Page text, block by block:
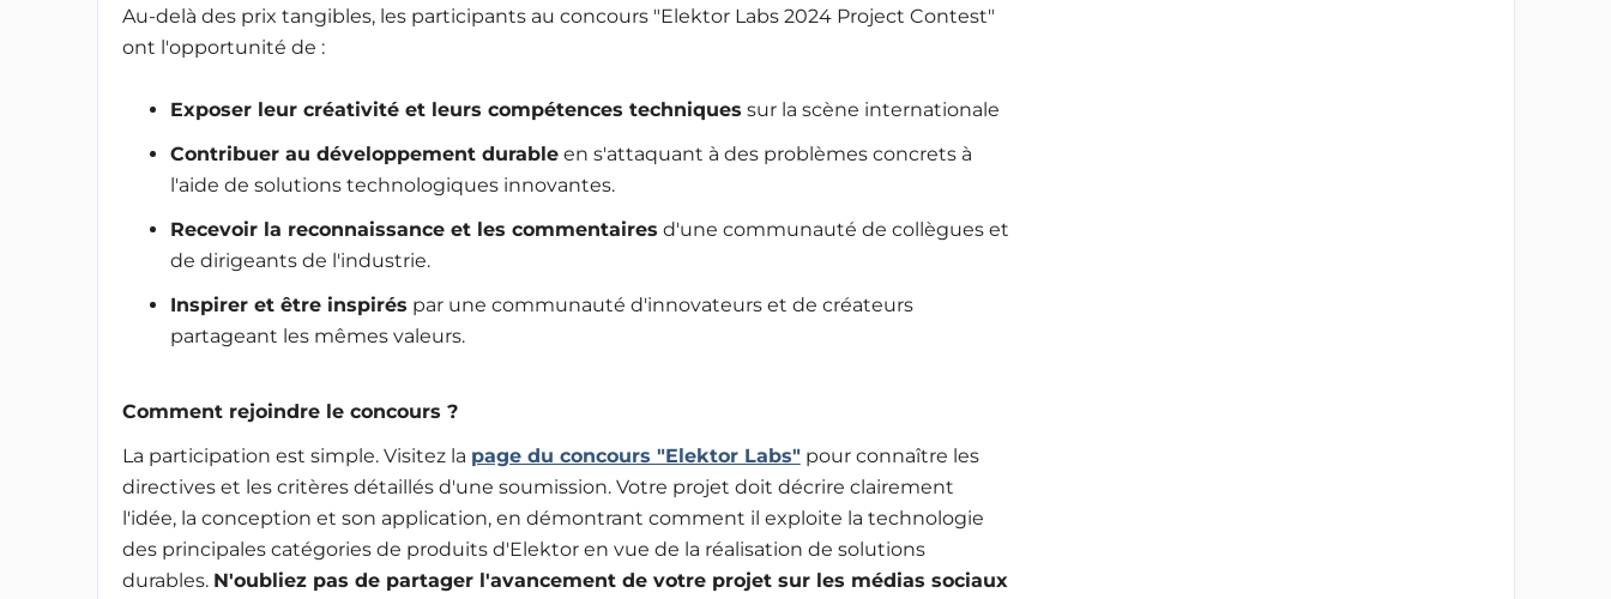
Au-delà des prix tangibles, les participants au concours "Elektor Labs 2024 Project Contest"
ont l'opportunité de :
Exposer leur créativité et leurs compétences techniques sur la scène internationale
Contribuer au développement durableen s'attaquant à des problèmes concrets à
l'aide de solutions technologiques innovantes.
Recevoir la reconnaissance et les commentaires d'une communauté de collègues et
de dirigeants de l'industrie.
Inspirer et être inspirés par une communauté d'innovateurs et de créateurs
partageant les mêmes valeurs.
Comment rejoindre le concours ?
La participation est simple. Visitez la page du concours "Elektor Labs"pour connaître les
directives et les critères détaillés d'une soumission. Votre projet doit décrire clairement
l'idée, la conception et son application, en démontrant comment il exploite la technologie
des principales catégories de produits d'Elektor en vue de la réalisation de solutions
durables. N'oubliez pas de partager l'avancement de votre projet sur les médias sociaux